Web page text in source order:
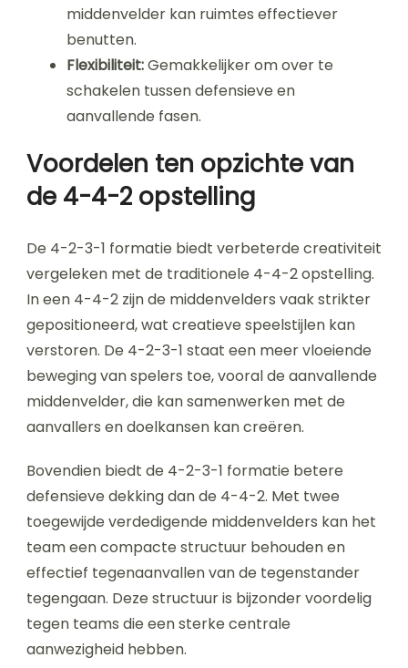
middenvelder kan ruimtes effectiever
benutten.
Flexibiliteit:Gemakkelijker om over te
schakelen tussen defensieve en
aanvallende fasen.
Voordelen ten opzichte van
de 4-4-2 opstelling
De 4-2-3-1 formatie biedt verbeterde creativiteit
vergeleken met de traditionele 4-4-2 opstelling.
In een 4-4-2 zijn de middenvelders vaak strikter
gepositioneerd, wat creatieve speelstijlen kan
verstoren. De 4-2-3-1 staat een meer vloeiende
beweging van spelers toe, vooral de aanvallende
middenvelder, die kan samenwerken met de
aanvallers en doelkansen kan creëren.
Bovendien biedt de 4-2-3-1 formatie betere
defensieve dekking dan de 4-4-2. Met twee
toegewijde verdedigende middenvelders kan het
team een compacte structuur behouden en
effectief tegenaanvallen van de tegenstander
tegengaan. Deze structuur is bijzonder voordelig
tegen teams die een sterke centrale
aanwezigheid hebben.